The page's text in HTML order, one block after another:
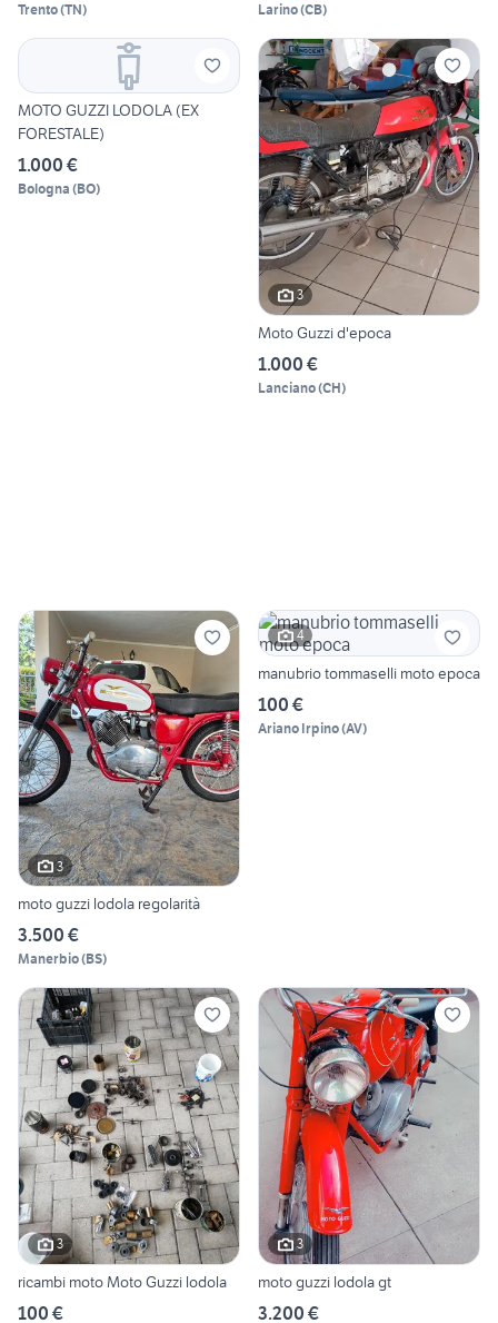
Trento(TN) Larino(CB)
MOTO GUZZI LODOLA (EX
FORESTALE)
1.000 €
Bologna (BO)
3
Moto Guzzi d'epoca
1.000 €
Lanciano(CH)
3
moto guzzi lodola regolarità
3.500 €
Manerbio(BS)
4
manubrio tommaselli moto epoca
100 €
Ariano Irpino(AV)
3
ricambi moto Moto Guzzi lodola
100 €
3
moto guzzi lodola gt
3.200 €